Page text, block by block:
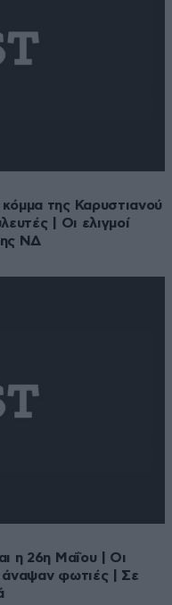
της Καρυστιανού
| Οι ελιγμοί
ΝΔ
η 26η Μαΐου | Οι
άναψαν φωτιές | Σε